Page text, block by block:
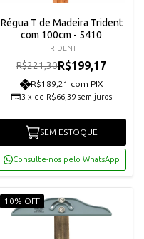
Régua T de Madeira Trident
com 100cm - 5410
TRIDENT
R$221,30R$199,17
R$189,21 com PIX
3 x de R$66,39 sem juros
SEM ESTOQUE
Consulte-nos pelo WhatsApp
10% OFF